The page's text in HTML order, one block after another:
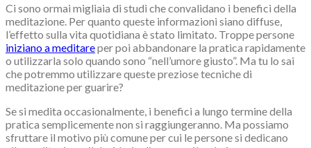
Ci sono ormai migliaia di studi che convalidano i benefici della
meditazione. Per quanto queste informazioni siano diffuse,
l’effetto sulla vita quotidiana è stato limitato. Troppe persone
iniziano a meditareper poi abbandonare la pratica rapidamente
o utilizzarla solo quando sono “nell’umore giusto”. Ma tu lo sai
che potremmo utilizzare queste preziose tecniche di
meditazione per guarire?
Se si medita occasionalmente, i benefici a lungo termine della
pratica semplicemente non si raggiungeranno. Ma possiamo
sfruttare il motivo più comune per cui le persone si dedicano